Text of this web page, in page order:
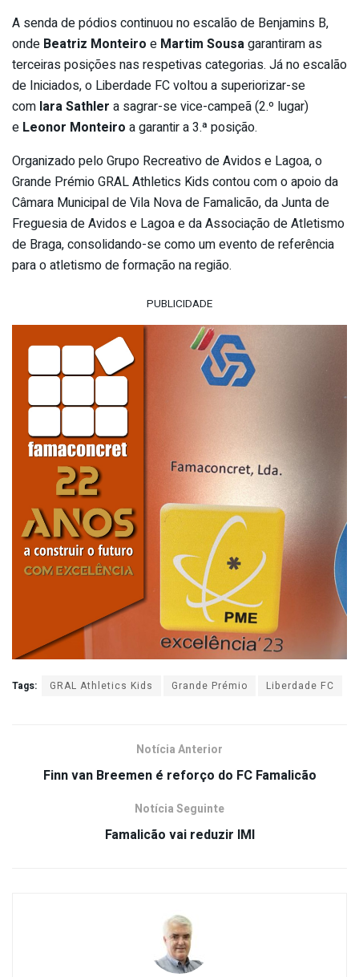
A senda de pódios continuou no escalão de Benjamins B,
onde Beatriz Monteiro e Martim Sousagarantiram as
terceiras posições nas respetivas categorias. Já no escalão
de Iniciados, o Liberdade FC voltou a superiorizar-se
com Iara Sathler a sagrar-se vice-campeã (2.º lugar)
e Leonor Monteiro a garantir a 3.ª posição.
Organizado pelo Grupo Recreativo de Avidos e Lagoa, o
Grande Prémio GRAL Athletics Kids contou com o apoio da
Câmara Municipal de Vila Nova de Famalicão, da Junta de
Freguesia de Avidos e Lagoa e da Associação de Atletismo
de Braga, consolidando-se como um evento de referência
para o atletismo de formação na região.
PUBLICIDADE
Tags: GRAL Athletics Kids Grande Prémio Liberdade FC
Notícia Anterior
Finn van Breemen é reforço do FC Famalicão
Notícia Seguinte
Famalicão vai reduzir IMI